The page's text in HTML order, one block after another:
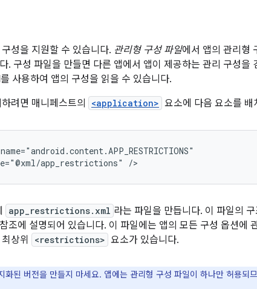
성을 지원할 수 있습니다. 관리형 구성 파일에서 앱의 관리형
. 구성 파일을 만들면 다른 앱에서 앱이 제공하는 관리 구성을
사용하여 앱의 구성을 읽을 수 있습니다.
려면 매니페스트의
<application> 요소에 다음 요소를 배
app_restrictions"
/>
app_restrictions.xml 라는 파일을 만듭니다. 이 파일의
참조에 설명되어 있습니다. 이 파일에는 앱의 모든 구성 옵션에
상위
<restrictions> 요소가 있습니다.
화된 버전을 만들지 마세요. 앱에는 관리형 구성 파일이 하나만 허용되